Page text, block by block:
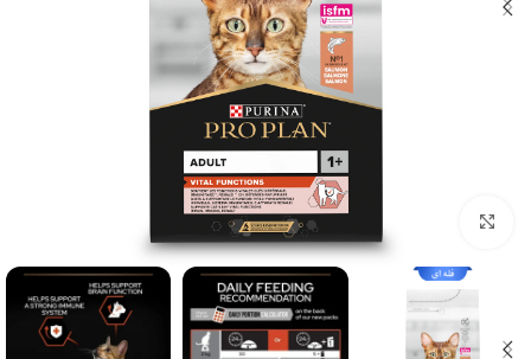
برای بزرگنمایی کلیک کنید